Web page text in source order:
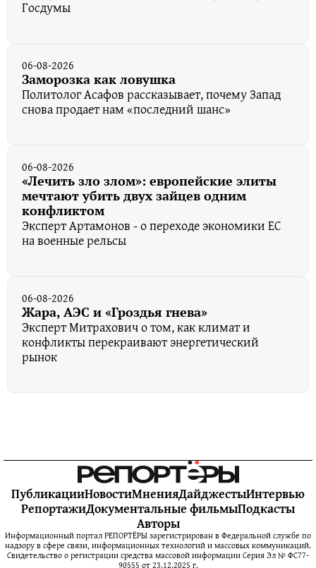
Госдумы
06-08-2026
Заморозка как ловушка
Политолог Асафов рассказывает, почему Запад
снова продает нам «последний шанс»
06-08-2026
«Лечить зло злом»: европейские элиты
мечтают убить двух зайцев одним
конфликтом
Эксперт Артамонов - о переходе экономики ЕС
на военные рельсы
06-08-2026
Жара, АЭС и «Гроздья гнева»
Эксперт Митрахович о том, как климат и
конфликты перекраивают энергетический
рынок
ПубликацииНовостиМненияДайджестыИнтервью
РепортажиДокументальные фильмыПодкасты
Авторы
Информационный портал РЕПОРТЁРЫ зарегистрирован в Федеральной службе по
надзору в сфере связи, информационных технологий и массовых коммуникаций.
Свидетельство о регистрации средства массовой информации Серия Эл № ФС77-
90555 от 23.12.2025 г.